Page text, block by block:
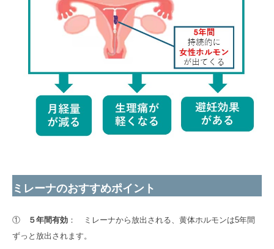
ミレーナのおすすめポイント
① ５年間有効 ： ミレーナから放出される、黄体ホルモンは5年間
ずっと放出されます。